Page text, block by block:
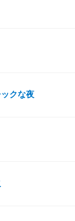
クな夜